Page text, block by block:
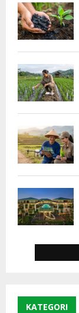
KATEGORI